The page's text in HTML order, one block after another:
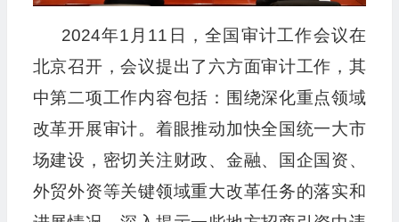
2024年1月11日，全国审计工作会议在
北京召开，会议提出了六方面审计工作，其
中第二项工作内容包括：围绕深化重点领域
改革开展审计。着眼推动加快全国统一大市
场建设，密切关注财政、金融、国企国资、
外贸外资等关键领域重大改革任务的落实和